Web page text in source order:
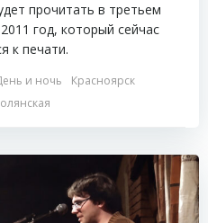
прочитать в третьем
год, который сейчас
к печати.
и ночь
Красноярск